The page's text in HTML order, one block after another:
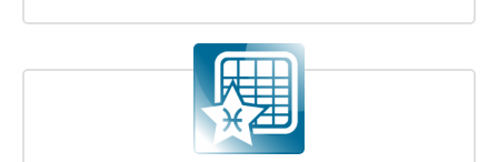
Kaikki Tajunnanvirta palvelut
Tajunnanvirta Numerologi